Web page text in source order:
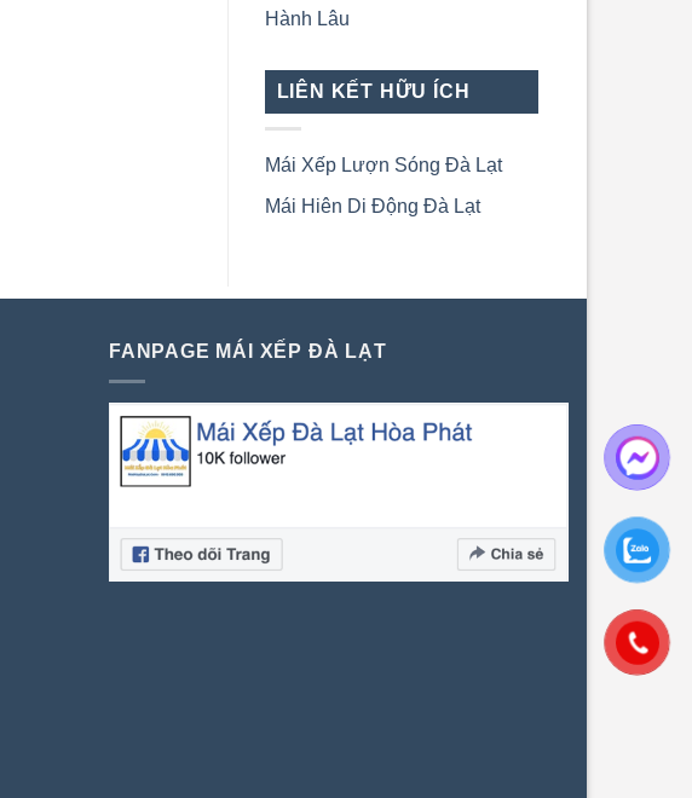
Hành Lâu
LIÊN KẾT HỮU ÍCH
Mái Xếp Lượn Sóng Đà Lạt
Mái Hiên Di Động Đà Lạt
FANPAGE MÁI XẾP ĐÀ LẠT